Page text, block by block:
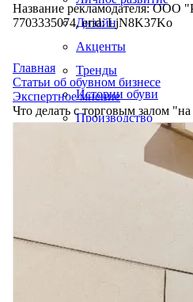
Дизайн
Акценты
Тренды
Истории обуви
Производство
Название рекламодателя: ООО
7703335074, erid: LjN8K37Ko
Главная
Статьи об обувном бизнесе
Экспертное мнение
Что делать с торговым залом